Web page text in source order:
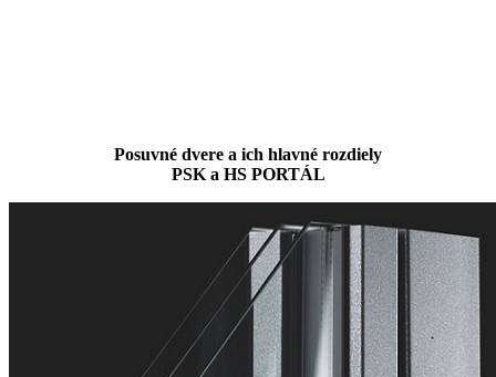
Posuvné dvere a ich hlavné rozdiely
PSK a HS PORTÁL